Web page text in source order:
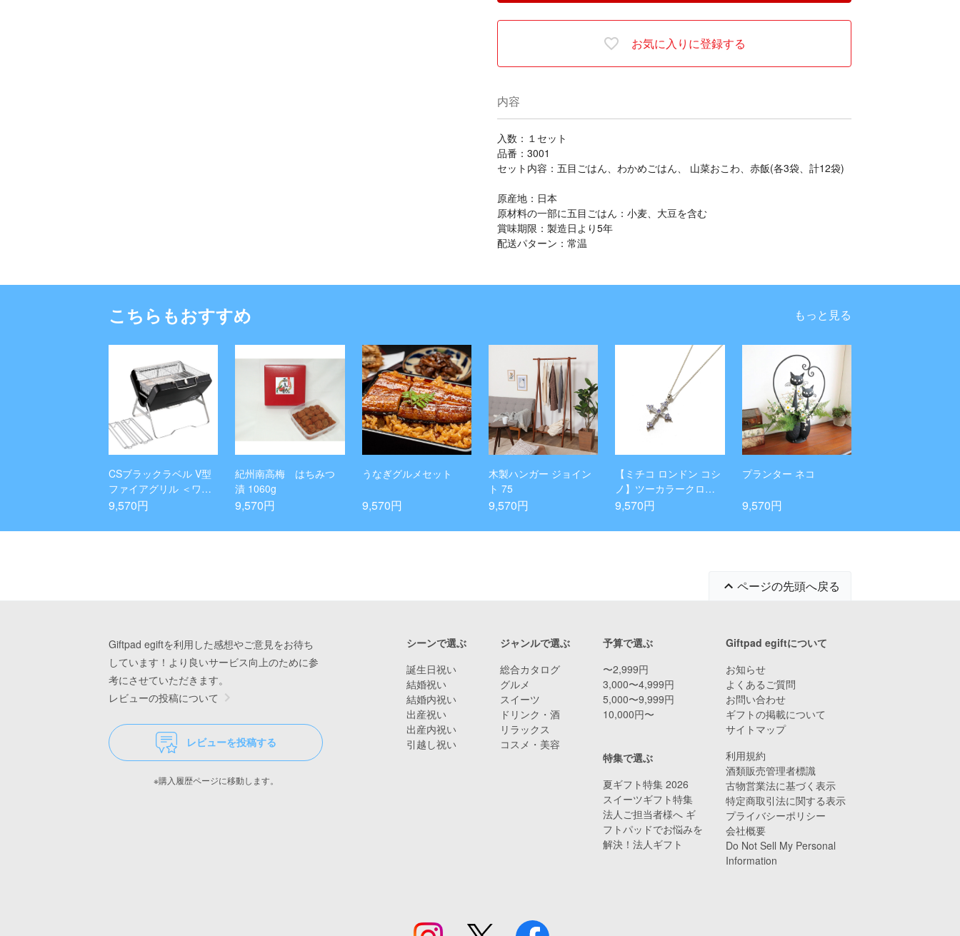
お気に入りに登録する
内容
入数：１セット
品番：3001
セット内容：五目ごはん、わかめごはん、 山菜おこわ、赤飯(各3袋、計12袋)
原産地：日本
原材料の一部に五目ごはん：小麦、大豆を含む
賞味期限：製造日より5年
配送パターン：常温
こちらもおすすめ もっと見る
CSブラックラベル V型
ファイアグリル ＜ワイ
ド＞
9,570円
紀州南高梅 はちみつ
漬 1060g
9,570円
うなぎグルメセット
9,570円
木製ハンガー ジョイン
ト 75
9,570円
【ミチコ ロンドン コシ
ノ】ツーカラークロス
ペンダント
9,570円
プランター ネコ
9,570円
ページの先頭へ戻る
Giftpad egiftを利用した感想やご意見をお待ち
しています！より良いサービス向上のために参
考にさせていただきます。
レビューの投稿について
レビューを投稿する
※購入履歴ページに移動します。
シーンで選ぶ
誕生日祝い
結婚祝い
結婚内祝い
出産祝い
出産内祝い
引越し祝い
予算で選ぶ
〜2,999円
3,000〜4,999円
5,000〜9,999円
10,000円〜
ジャンルで選ぶ
総合カタログ
グルメ
スイーツ
ドリンク・酒
リラックス
コスメ・美容
特集で選ぶ
夏ギフト特集 2026
スイーツギフト特集
法人ご担当者様へ ギ
フトパッドでお悩みを
解決！法人ギフト
Giftpad egiftについて
お知らせ
よくあるご質問
お問い合わせ
ギフトの掲載について
サイトマップ
利用規約
酒類販売管理者標識
古物営業法に基づく表示
特定商取引法に関する表示
プライバシーポリシー
会社概要
Do Not Sell My Personal
Information